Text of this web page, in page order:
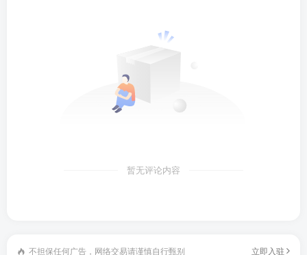
暂无评论内容
不担保任何广告，网络交易请谨慎自行甄别 立即入驻